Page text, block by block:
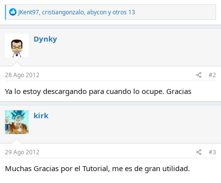
R
e
a
c
i
o
n
e
s
:
JKent97,cristiangonzalo,abycony otros 13
Dynky
28 Ago 2012 #2
Ya lo estoy descargando para cuando lo ocupe. Gracias
kirk
29 Ago 2012 #3
Muchas Gracias por el Tutorial, me es de gran utilidad.